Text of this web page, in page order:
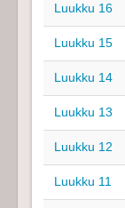
Luukku 16
Luukku 15
Luukku 14
Luukku 13
Luukku 12
Luukku 11